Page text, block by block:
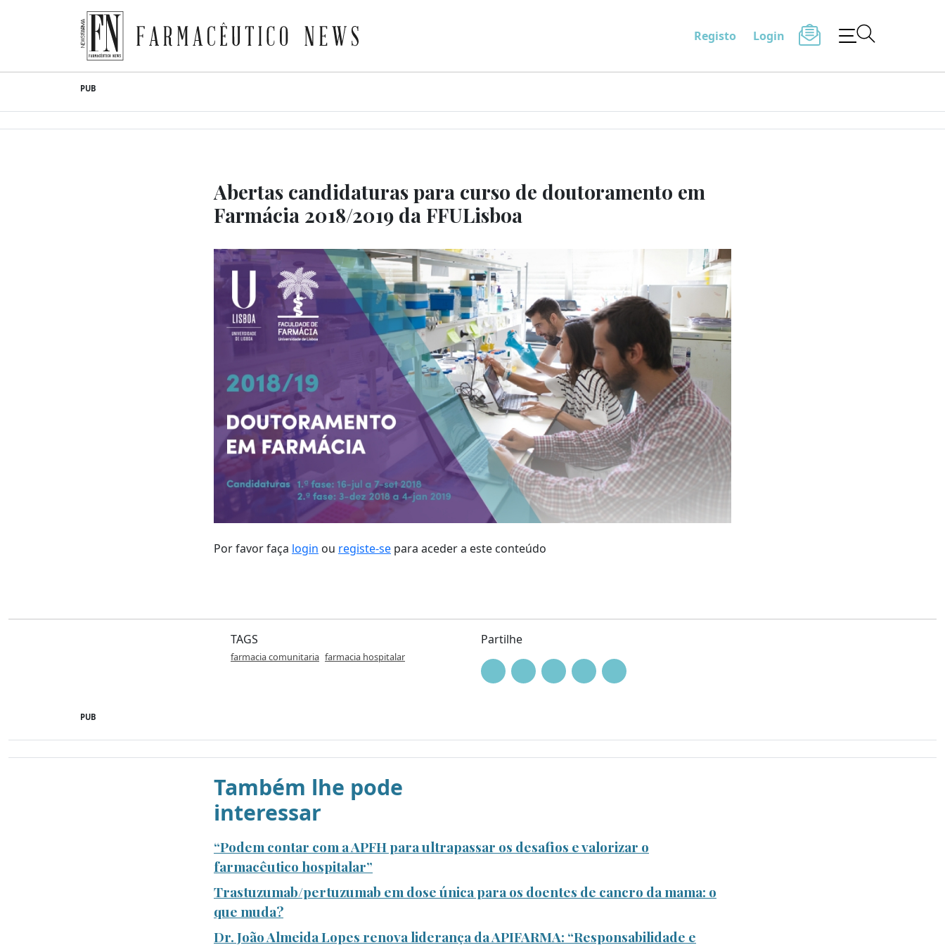
content
Farmacêutico News Registo Login
PUB
Abertas candidaturas para curso de doutoramento em
Farmácia 2018/2019 da FFULisboa
Por favor faça login ou registe-se para aceder a este conteúdo
TAGS
farmacia comunitaria farmacia hospitalar
Partilhe
PUB
Também lhe pode
interessar
“Podem contar com a APFH para ultrapassar os desafios e valorizar o
farmacêutico hospitalar”
Trastuzumab/pertuzumab em dose única para os doentes de cancro da mama: o
que muda?
Dr. João Almeida Lopes renova liderança da APIFARMA: “Responsabilidade e